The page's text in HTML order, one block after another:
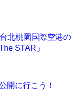
北桃園国際空港の
STAR」
開に行こう！